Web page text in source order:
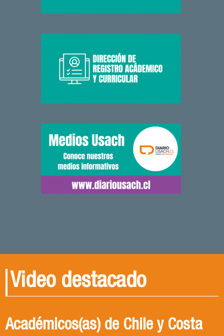
Video destacado
Académicos(as) de Chile y Costa